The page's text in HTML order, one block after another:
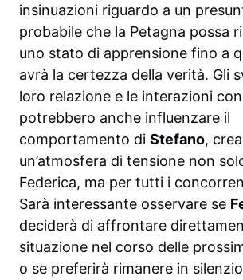
insinuazioni riguardo a un
probabile che la Petagna possa
uno stato di apprensione fino a
avrà la certezza della verità. Gli
loro relazione e le interazioni con
potrebbero anche influenzare il
comportamento di Stefano,
un’atmosfera di tensione non
Federica, ma per tutti i
Sarà interessante osservare se
deciderà di affrontare
situazione nel corso delle
o se preferirà rimanere in